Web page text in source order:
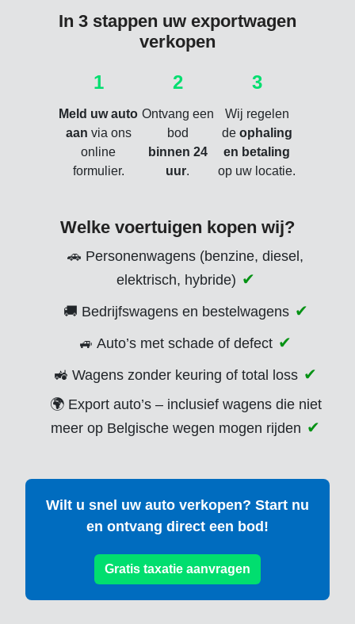
In 3 stappen uw exportwagen
verkopen
1
Meld uw auto
aan via ons
online
formulier.
2
Ontvang een
bod
binnen 24
uur.
3
Wij regelen
de ophaling
en betaling
op uw locatie.
Welke voertuigen kopen wij?
🚗 Personenwagens (benzine, diesel,
elektrisch, hybride)
🚚 Bedrijfswagens en bestelwagens
🚙 Auto’s met schade of defect
🚜 Wagens zonder keuring of total loss
🌍 Export auto’s – inclusief wagens die niet
meer op Belgische wegen mogen rijden
Wilt u snel uw auto verkopen? Start nu
en ontvang direct een bod!
Gratis taxatie aanvragen